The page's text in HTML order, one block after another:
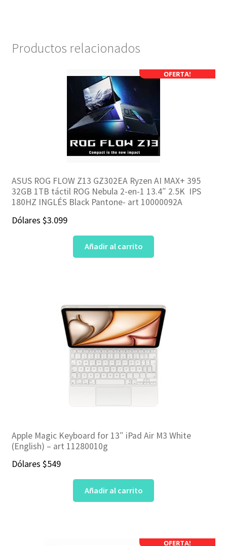
Productos relacionados
OFERTA!
ASUS ROG FLOW Z13 GZ302EA Ryzen AI MAX+ 395
32GB 1TB táctil ROG Nebula 2-en-1 13.4″ 2.5K IPS
180HZ INGLÉS Black Pantone- art 10000092A
Dólares $3.099
Añadir al carrito
Apple Magic Keyboard for 13″ iPad Air M3 White
(English) – art 11280010g
Dólares $549
Añadir al carrito
OFERTA!